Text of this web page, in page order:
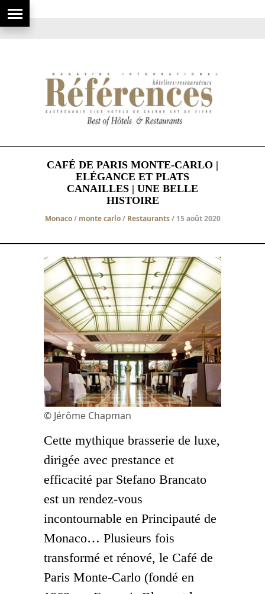
CAFÉ DE PARIS MONTE-CARLO |
ELÉGANCE ET PLATS
CANAILLES | UNE BELLE
HISTOIRE
Monaco/ monte carlo/ Restaurants/ 15 août 2020
© Jérôme Chapman
Cette mythique brasserie de luxe,
dirigée avec prestance et
efficacité par Stefano Brancato
est un rendez-vous
incontournable en Principauté de
Monaco… Plusieurs fois
transformé et rénové, le Café de
Paris Monte-Carlo (fondé en